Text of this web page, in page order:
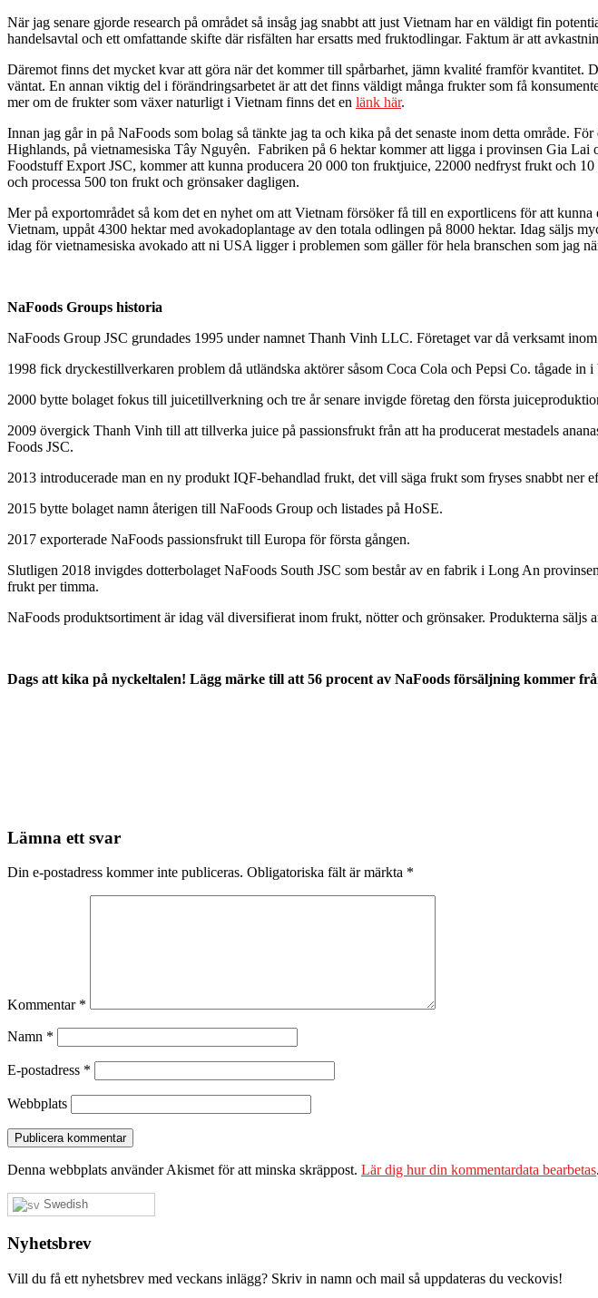
När jag senare gjorde research på området så insåg jag snabbt att just Vietnam har en väldigt fin
handelsavtal och ett omfattande skifte där risfälten har ersatts med fruktodlingar. Faktum är att
Däremot finns det mycket kvar att göra när det kommer till spårbarhet, jämn kvalité framför
väntat. En annan viktig del i förändringsarbetet är att det finns väldigt många frukter som få
mer om de frukter som växer naturligt i Vietnam finns det en länk här.
Innan jag går in på NaFoods som bolag så tänkte jag ta och kika på det senaste inom detta område.
Highlands, på vietnamesiska Tây Nguyên. Fabriken på 6 hektar kommer att ligga i provinsen Gia
Foodstuff Export JSC, kommer att kunna producera 20 000 ton fruktjuice, 22000 nedfryst frukt och
och processa 500 ton frukt och grönsaker dagligen.
Mer på exportområdet så kom det en nyhet om att Vietnam försöker få till en exportlicens för att
Vietnam, uppåt 4300 hektar med avokadoplantage av den totala odlingen på 8000 hektar. Idag säljs
idag för vietnamesiska avokado att ni USA ligger i problemen som gäller för hela branschen som jag
NaFoods Groups historia
NaFoods Group JSC grundades 1995 under namnet Thanh Vinh LLC. Företaget var då verksamt
1998 fick dryckestillverkaren problem då utländska aktörer såsom Coca Cola och Pepsi Co. tågade in i
2000 bytte bolaget fokus till juicetillverkning och tre år senare invigde företag den första
2009 övergick Thanh Vinh till att tillverka juice på passionsfrukt från att ha producerat mestadels
Foods JSC.
2013 introducerade man en ny produkt IQF-behandlad frukt, det vill säga frukt som fryses snabbt ner
2015 bytte bolaget namn återigen till NaFoods Group och listades på HoSE.
2017 exporterade NaFoods passionsfrukt till Europa för första gången.
Slutligen 2018 invigdes dotterbolaget NaFoods South JSC som består av en fabrik i Long An
frukt per timma.
NaFoods produktsortiment är idag väl diversifierat inom frukt, nötter och grönsaker. Produkterna
Dags att kika på nyckeltalen! Lägg märke till att 56 procent av NaFoods försäljning kommer
Lämna ett svar
Din e-postadress kommer inte publiceras. Obligatoriska fält är märkta *
Kommentar *
Namn *
E-postadress *
Webbplats
Denna webbplats använder Akismet för att minska skräppost. Lär dig hur din kommentardata bearbetas.
Swedish
Nyhetsbrev
Vill du få ett nyhetsbrev med veckans inlägg? Skriv in namn och mail så uppdateras du veckovis!